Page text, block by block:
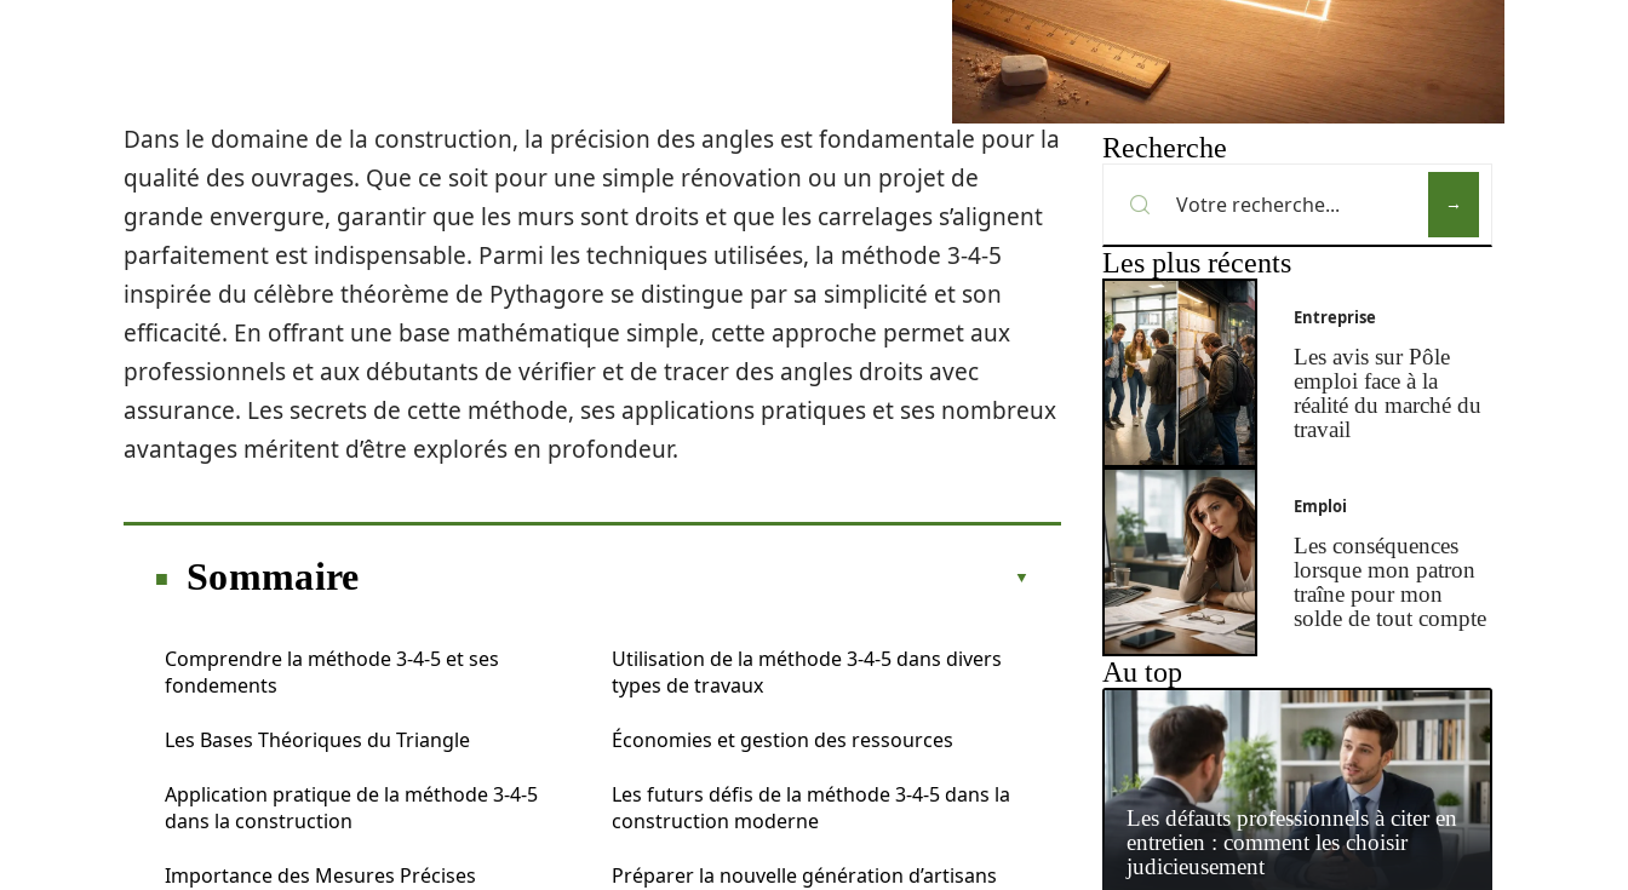
Dans le domaine de la construction, la précision des angles est fondamentale pour la
qualité des ouvrages. Que ce soit pour une simple rénovation ou un projet de
grande envergure, garantir que les murs sont droits et que les carrelages s’alignent
parfaitement est indispensable. Parmi les techniques utilisées, la méthode 3-4-5
inspirée du célèbre théorème de Pythagore se distingue par sa simplicité et son
efficacité. En offrant une base mathématique simple, cette approche permet aux
professionnels et aux débutants de vérifier et de tracer des angles droits avec
assurance. Les secrets de cette méthode, ses applications pratiques et ses nombreux
avantages méritent d’être explorés en profondeur.
Sommaire
Comprendre la méthode 3-4-5 et ses
fondements
Les Bases Théoriques du Triangle
Application pratique de la méthode 3-4-5
dans la construction
Importance des Mesures Précises
Utilisation de la méthode 3-4-5 dans divers
types de travaux
Économies et gestion des ressources
Les futurs défis de la méthode 3-4-5 dans la
construction moderne
Préparer la nouvelle génération d’artisans
Recherche
Les plus récents
Entreprise
Les avis sur Pôle
emploi face à la
réalité du marché du
travail
Emploi
Les conséquences
lorsque mon patron
traîne pour mon
solde de tout compte
Au top
Les défauts professionnels à citer en
entretien : comment les choisir
judicieusement